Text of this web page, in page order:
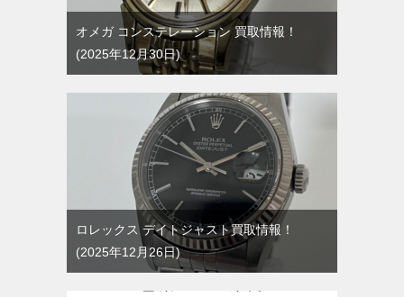
オメガ コンステレーション 買取情報！
2025年12月30日
ロレックス デイトジャスト買取情報！
2025年12月26日